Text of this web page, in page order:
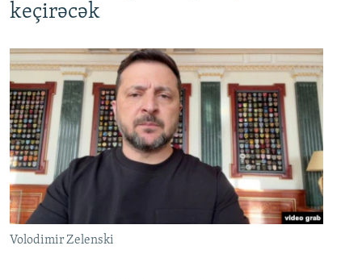
keçirəcək
Volodimir Zelenski